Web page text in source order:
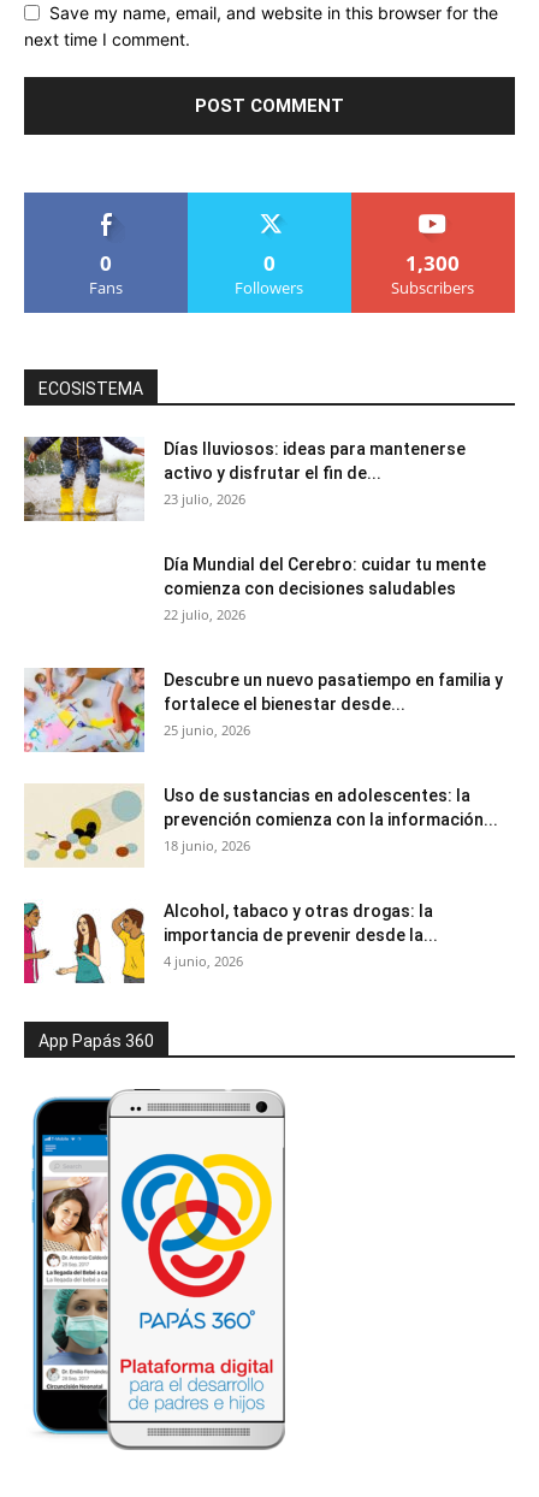
Save my name, email, and website in this browser for the
next time I comment.
0
Fans
0
Followers
1,300
Subscribers
ECOSISTEMA
Días lluviosos: ideas para mantenerse
activo y disfrutar el fin de...
23 julio, 2026
Día Mundial del Cerebro: cuidar tu mente
comienza con decisiones saludables
22 julio, 2026
Descubre un nuevo pasatiempo en familia y
fortalece el bienestar desde...
25 junio, 2026
Uso de sustancias en adolescentes: la
prevención comienza con la información...
18 junio, 2026
Alcohol, tabaco y otras drogas: la
importancia de prevenir desde la...
4 junio, 2026
App Papás 360